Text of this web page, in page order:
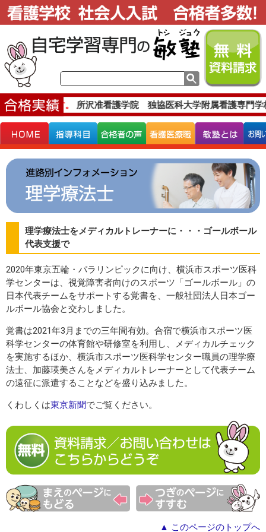
合格実績です。 所沢准看護学院 独協医科大学附属看護専門
理学療法士をメディカルトレーナーに・・・ゴールボール
代表支援で
2020年東京五輪・パラリンピックに向け、横浜市スポーツ医科
学センターは、視覚障害者向けのスポーツ「ゴールボール」の
日本代表チームをサポートする覚書を、一般社団法人日本ゴー
ルボール協会と交わしました。
覚書は2021年3月までの三年間有効。合宿で横浜市スポーツ医
科学センターの体育館や研修室を利用し、メディカルチェック
を実施するほか、横浜市スポーツ医科学センター職員の理学療
法士、加藤瑛美さんをメディカルトレーナーとして代表チーム
の遠征に派遣することなどを盛り込みました。
くわしくは東京新聞でご覧ください。
▲ このページのトップへ